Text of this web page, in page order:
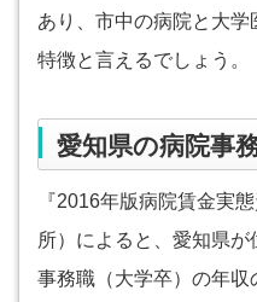
あり、市中の病院と大
特徴と言えるでしょう。
愛知県の病院事
『2016年版病院賃金実
所）によると、愛知県
事務職（大学卒）の年収